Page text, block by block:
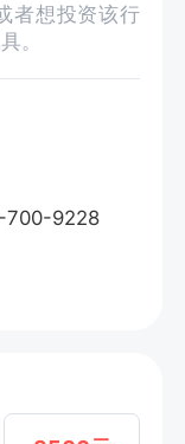
者想投资该行
。
700-9228